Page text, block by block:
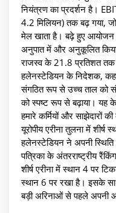
नियंत्रण का प्रदर्शन है।
4.2 मिलियन) तक बढ़ गया,
मेल खाता है। बढ़े हुए आयोजन
अनुपात में और अनुकूलित
राजस्व के 21.8 प्रतिशत तक
हलेनस्टेडियन के निदेशक,
संगठित रूप से उच्च ताल को
को स्पष्ट रूप से बढ़ाया। यह
हमारे कर्मियों और साझेदारों
यूरोपीय एरीना तुलना में शीर्ष
हलेनस्टेडियन ने अपनी
पत्रिका के अंतरराष्ट्रीय
शीर्ष एरीना में स्थान 4 पर
स्थान 6 पर रखा है। इसके
बड़ी अरिनाओं से पहले अपनी